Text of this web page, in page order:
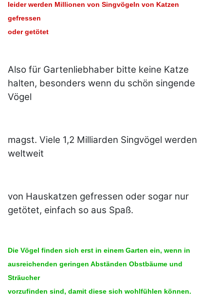
leider werden Millionen von Singvögeln von Katzen
gefressen
oder getötet
Also für Gartenliebhaber bitte keine Katze
halten, besonders wenn du schön singende
Vögel
magst. Viele 1,2 Milliarden Singvögel werden
weltweit
von Hauskatzen gefressen oder sogar nur
getötet, einfach so aus Spaß.
Die Vögel finden sich erst in einem Garten ein, wenn in
ausreichenden geringen Abständen Obstbäume und
Sträucher
vorzufinden sind, damit diese sich wohlfühlen können.